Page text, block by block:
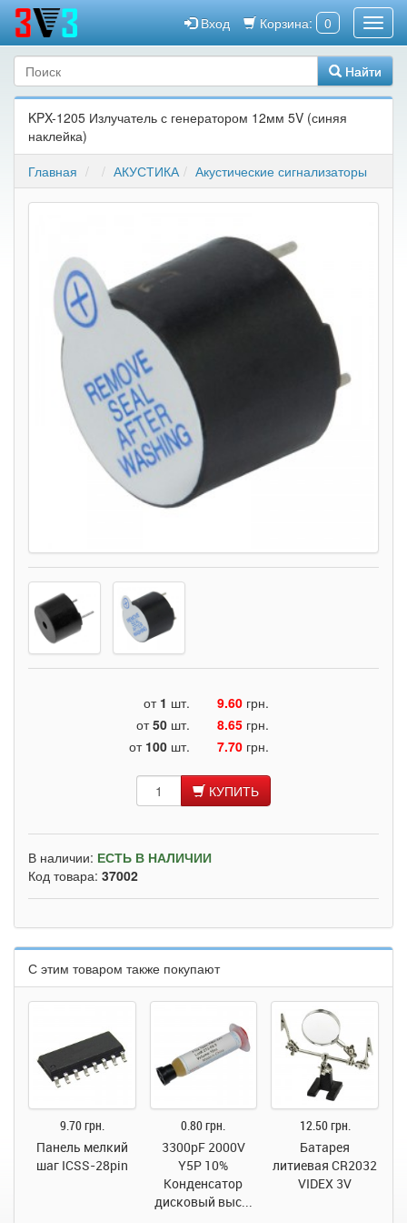
Корзина: 0
Вход
Найти
KPX-1205 Излучатель с генератором 12мм 5V (синяя
наклейка)
Главная
АКУСТИКА Акустические сигнализаторы
от 1 шт. 9.60 грн.
от50 шт. 8.65 грн.
от 100 шт. 7.70 грн.
КУПИТЬ
В наличии: ЕСТЬ В НАЛИЧИИ
Код товара: 37002
С этим товаром также покупают
9.70 грн.
Панель мелкий
шаг ICSS-28pin
0.80 грн.
3300pF 2000V
Y5P 10%
Конденсатор
дисковый выс...
12.50 грн.
Батарея
литиевая CR2032
VIDEX 3V